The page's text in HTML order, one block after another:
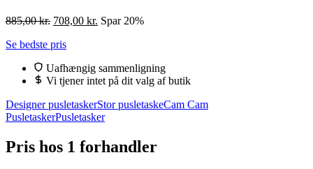
885,00kr. Den
pris
885,00 kr..
708,00 kr. Den
708,00 kr..
Spar 20%
Se bedste pris
Uafhængig sammenligning
Vi tjener intet på dit valg af butik
Designer pusletaskerStor pusletaskeCam Cam
PusletaskerPusletasker
Pris hos 1 forhandler